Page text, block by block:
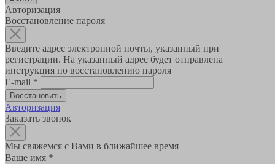
Авторизация
Восстановление пароля
Введите адрес электронной почты, указанный при
регистрации. На указанный адрес будет отправлена
инструкция по восстановлению пароля
E-mail *
Авторизация
Заказать звонок
Мы свяжемся с Вами в ближайшее время
Ваше имя *